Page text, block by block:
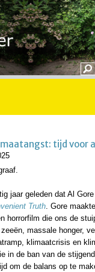
tijd voor
jaar geleden dat Al
Truth. Gore
horrorfilm die ons de
massale honger,
klimaatcrisis en
in de ban van de
om de balans op te